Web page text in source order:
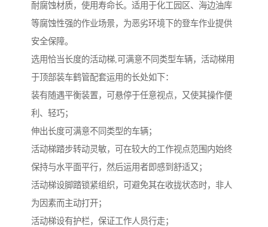
耐腐蚀材质，使用寿命长。适用于化工园区、海边油库
等腐蚀性强的作业场景，为恶劣环境下的登车作业提供
安全保障。
选用恰当长度的活动梯,可满意不同类型车辆，活动梯用
于顶部装车鹤管配套运用的长处如下：
装有随遇平衡装置，可悬停于任意视点，又使其操作便
利、轻巧；
伸出长度可满意不同类型的车辆；
活动梯踏步转动灵敏，可在较大的工作视点范围内始终
保持与水平面平行，然后运用者即感到舒适又；
活动梯设脚踏锁紧组织，可避免其在收拢状态时，非人
为因素而主动打开；
活动梯设有护栏，保证工作人员行走；